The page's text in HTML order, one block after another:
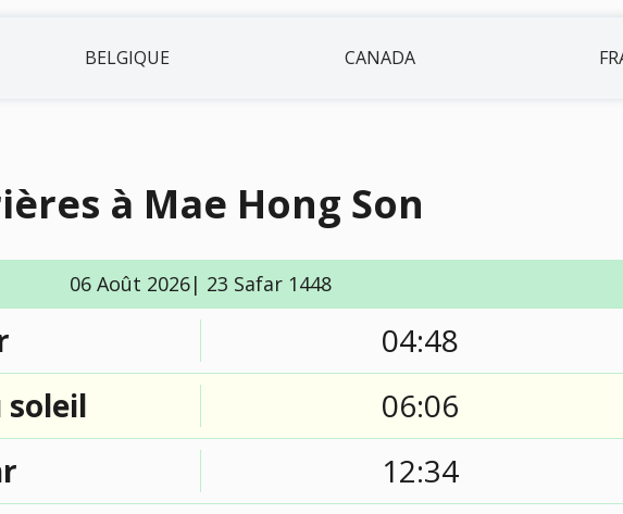
BELGIQUE CANADA
à Mae Hong Son
06 Août 2026| 23 Safar 1448
04:48
soleil
06:06
12:34